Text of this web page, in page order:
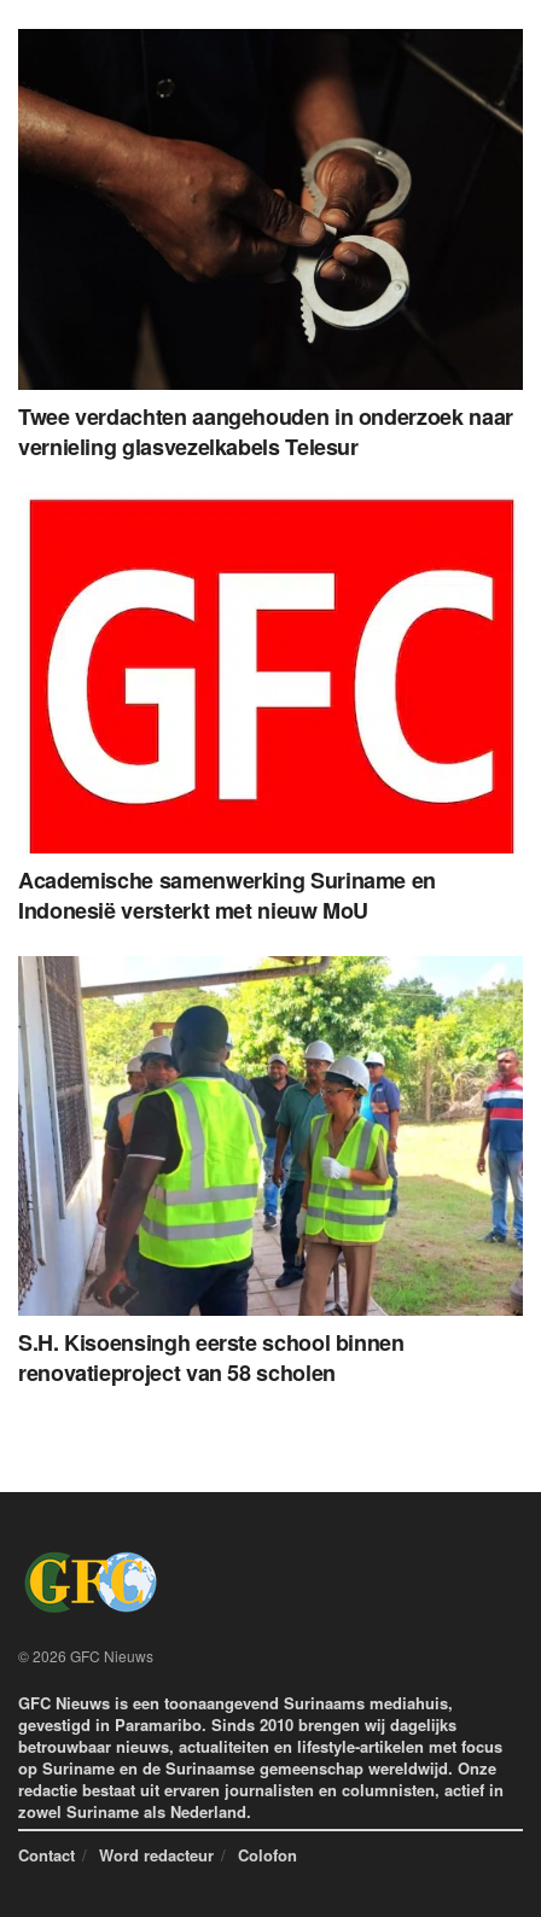
Twee verdachten aangehouden in onderzoek naar
vernieling glasvezelkabels Telesur
Academische samenwerking Suriname en
Indonesië versterkt met nieuw MoU
S.H. Kisoensingh eerste school binnen
renovatieproject van 58 scholen
© 2026 GFC Nieuws
GFC Nieuws is een toonaangevend Surinaams mediahuis,
gevestigd in Paramaribo. Sinds 2010 brengen wij dagelijks
betrouwbaar nieuws, actualiteiten en lifestyle-artikelen met focus
op Suriname en de Surinaamse gemeenschap wereldwijd. Onze
redactie bestaat uit ervaren journalisten en columnisten, actief in
zowel Suriname als Nederland.
Contact
Word redacteur Colofon